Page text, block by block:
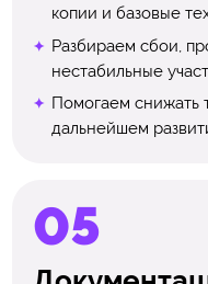
копии и базовые
Разбираем сбои,
нестабильные
Помогаем снижать
дальнейшем